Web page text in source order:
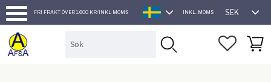
Meny
FRI FRAKT ÖVER 1.600 KR/INKL MOMS
SVENSKA
INKL. MOMS SEK